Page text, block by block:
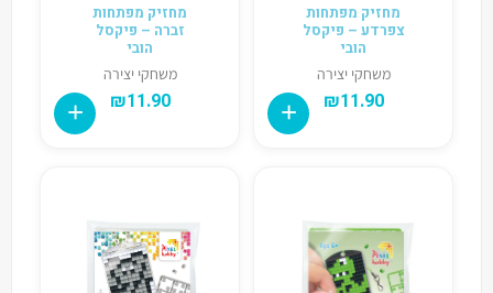
מחזיק מפתחות
צפרדע – פיקסל
הובי
משחקי יצירה
₪11.90
מחזיק מפתחות
זברה – פיקסל
הובי
משחקי יצירה
₪11.90